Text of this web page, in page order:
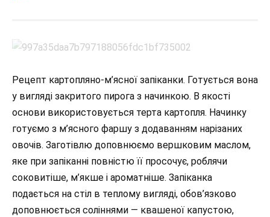
Рецепт картопляно-м’ясної запіканки. Готується вона
у вигляді закритого пирога з начинкою. В якості
основи використовується терта картопля. Начинку
готуємо з м’ясного фаршу з додаванням нарізаних
овочів. Заготівлю доповнюємо вершковим маслом,
яке при запіканні повністю її просочує, роблячи
соковитіше, м’якше і ароматніше. Запіканка
подається на стіл в теплому вигляді, обов’язково
доповнюється соліннями — квашеної капустою,